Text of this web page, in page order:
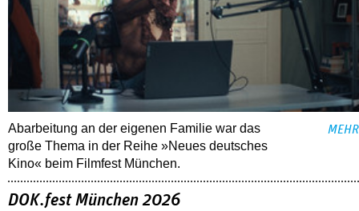
Abarbeitung an der eigenen Familie war das
große Thema in der Reihe »Neues deutsches
Kino« beim Filmfest München.
MEHR
DOK.fest München 2026